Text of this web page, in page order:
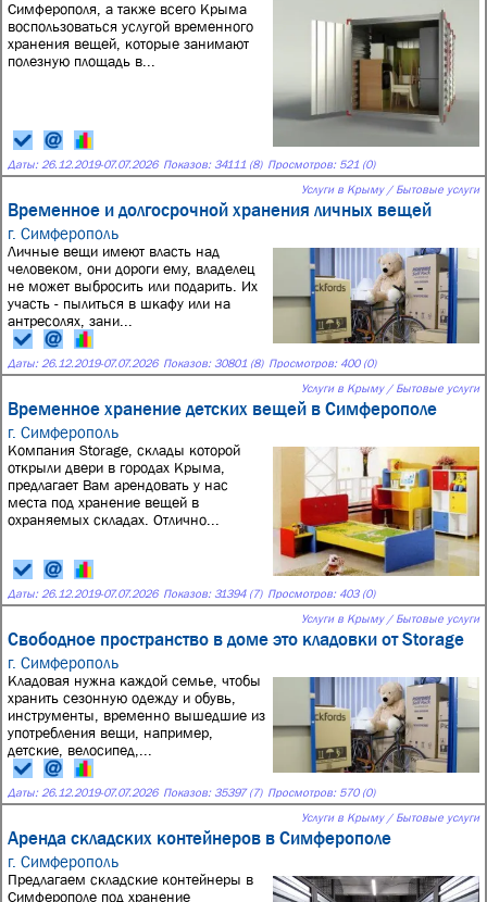
Симферополя, а также всего Крыма
воспользоваться услугой временного
хранения вещей, которые занимают
полезную площадь в...
Даты: 26.12.2019-07.07.2026 Показов: 34111 (8) Просмотров: 521 (0)
Услуги в Крыму / Бытовые услуги
Временное и долгосрочной хранения личных вещей
г. Симферополь
Личные вещи имеют власть над
человеком, они дороги ему, владелец
не может выбросить или подарить. Их
участь - пылиться в шкафу или на
антресолях, зани...
Даты: 26.12.2019-07.07.2026 Показов: 30801 (8) Просмотров: 400 (0)
Услуги в Крыму / Бытовые услуги
Временное хранение детских вещей в Симферополе
г. Симферополь
Компания Storage, склады которой
открыли двери в городах Крыма,
предлагает Вам арендовать у нас
места под хранение вещей в
охраняемых складах. Отлично...
Даты: 26.12.2019-07.07.2026 Показов: 31394 (7) Просмотров: 403 (0)
Услуги в Крыму / Бытовые услуги
Свободное пространство в доме это кладовки от Storage
г. Симферополь
Кладовая нужна каждой семье, чтобы
хранить сезонную одежду и обувь,
инструменты, временно вышедшие из
употребления вещи, например,
детские, велосипед,...
Даты: 26.12.2019-07.07.2026 Показов: 35397 (7) Просмотров: 570 (0)
Услуги в Крыму / Бытовые услуги
Аренда складских контейнеров в Симферополе
г. Симферополь
Предлагаем складские контейнеры в
Симферополе под хранение